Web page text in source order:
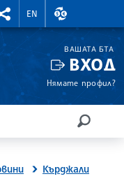
RIGHTMENU.SOCIAL
EN
ВАЛУТНИ
ВАШАТА БТА
ВХОД
Нямате профил?
Кърджали